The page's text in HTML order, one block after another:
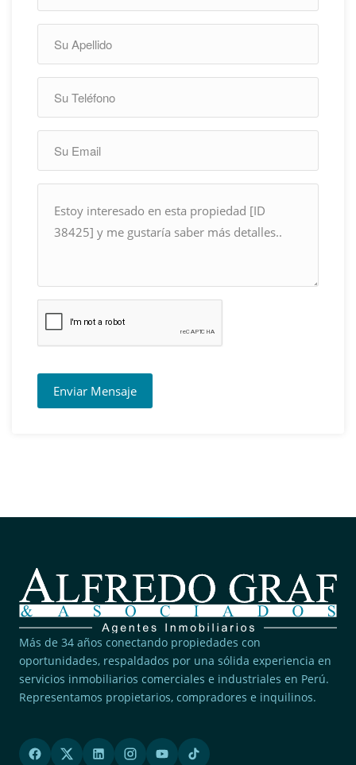
Enviar Mensaje
Más de 34 años conectando propiedades con
oportunidades, respaldados por una sólida experiencia en
servicios inmobiliarios comerciales e industriales en Perú.
Representamos propietarios, compradores e inquilinos.